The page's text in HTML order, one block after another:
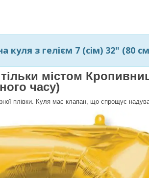
куля з гелієм 7 (сім) 32" (80
містом
часу)
плівки. Куля має клапан, що спрощує